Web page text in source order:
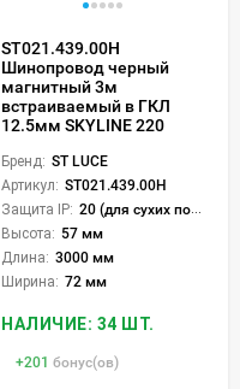
ST021.439.00H
Шинопровод черный
магнитный 3м
встраиваемый в ГКЛ
12.5мм SKYLINE 220
Бренд: ST LUCE
Артикул: ST021.439.00H
Защита IP: 20 (для сухих пом.)
Высота: 57 мм
Длина: 3000 мм
Ширина: 72 мм
НАЛИЧИЕ: 34 ШТ.
+201 бонус(ов)